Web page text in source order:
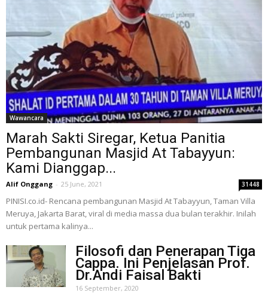
Wawancara
Marah Sakti Siregar, Ketua Panitia
Pembangunan Masjid At Tabayyun:
Kami Dianggap...
Alif Onggang - 25 June, 2021 31448
PINISI.co.id- Rencana pembangunan Masjid At Tabayyun, Taman Villa
Meruya, Jakarta Barat, viral di media massa dua bulan terakhir. Inilah
untuk pertama kalinya...
Filosofi dan Penerapan Tiga
Cappa. Ini Penjelasan Prof.
Dr.Andi Faisal Bakti
16 September, 2020